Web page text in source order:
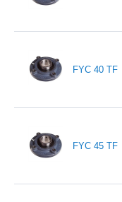
FYC 40 TF
FYC 45 TF